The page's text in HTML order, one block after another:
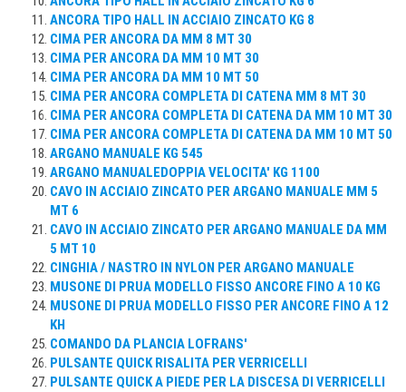
ANCORA TIPO HALL IN ACCIAIO ZINCATO KG 8
CIMA PER ANCORA DA MM 8 MT 30
CIMA PER ANCORA DA MM 10 MT 30
CIMA PER ANCORA DA MM 10 MT 50
CIMA PER ANCORA COMPLETA DI CATENA MM 8 MT 30
CIMA PER ANCORA COMPLETA DI CATENA DA MM 10 MT 30
CIMA PER ANCORA COMPLETA DI CATENA DA MM 10 MT 50
ARGANO MANUALE KG 545
ARGANO MANUALEDOPPIA VELOCITA' KG 1100
CAVO IN ACCIAIO ZINCATO PER ARGANO MANUALE MM 5
MT 6
CAVO IN ACCIAIO ZINCATO PER ARGANO MANUALE DA MM
5 MT 10
CINGHIA / NASTRO IN NYLON PER ARGANO MANUALE
MUSONE DI PRUA MODELLO FISSO ANCORE FINO A 10 KG
MUSONE DI PRUA MODELLO FISSO PER ANCORE FINO A 12
KH
COMANDO DA PLANCIA LOFRANS'
PULSANTE QUICK RISALITA PER VERRICELLI
PULSANTE QUICK A PIEDE PER LA DISCESA DI VERRICELLI